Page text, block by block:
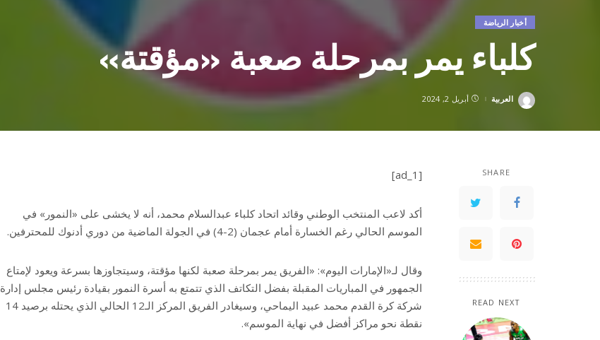
أخبار الرياضة
كلباء يمر بمرحلة صعبة «مؤقتة»
Posted
العربية أبريل 2, 2024
SHARE
READ NEXT
[ad_1]
أكد لاعب المنتخب الوطني وقائد اتحاد كلباء عبدالسلام محمد، أنه لا يخشى على «النمور» في
الموسم الحالي رغم الخسارة أمام عجمان (2-4) في الجولة الماضية من دوري أدنوك للمحترفين.
وقال لـ«الإمارات اليوم»: «الفريق يمر بمرحلة صعبة لكنها مؤقتة، وسيتجاوزها بسرعة ويعود لإمتاع
الجمهور في المباريات المقبلة بفضل التكاتف الذي تتمتع به أسرة النمور بقيادة رئيس مجلس إدارة
شركة كرة القدم محمد عبيد اليماحي، وسيغادر الفريق المركز الـ12 الحالي الذي يحتله برصيد 14
نقطة نحو مراكز أفضل في نهاية الموسم».